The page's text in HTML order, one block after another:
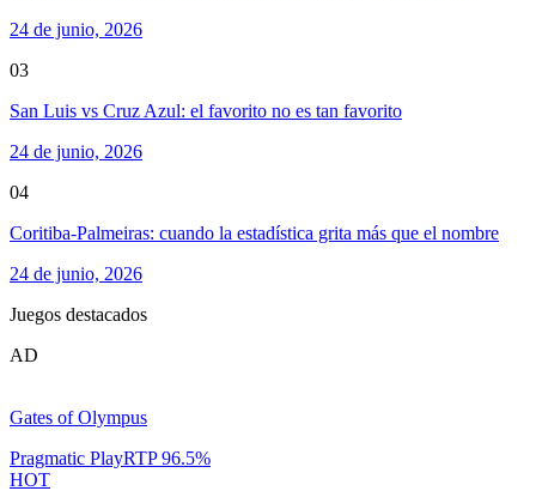
24 de junio, 2026
03
San Luis vs Cruz Azul: el favorito no es tan favorito
24 de junio, 2026
04
Coritiba-Palmeiras: cuando la estadística grita más que el nombre
24 de junio, 2026
Juegos destacados
AD
Gates of Olympus
Pragmatic PlayRTP96.5%
HOT